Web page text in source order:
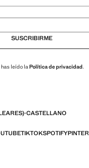
SUSCRIBIRME
leído laPolítica de privacidad.
·CASTELLANO
TIKTOKSPOTIFY